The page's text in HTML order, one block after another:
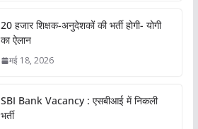
20 हजार शिक्षक-अनुदेशकों की भर्ती होगी- योगी
का ऐलान
मई 18, 2026
SBI Bank Vacancy : एसबीआई में निकली
भर्ती